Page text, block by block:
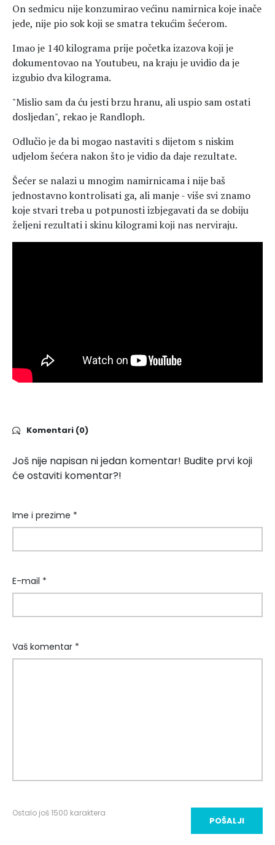
On sedmicu nije konzumirao većinu namirnica koje inače
jede, nije pio sok koji se smatra tekućim šećerom.
Imao je 140 kilograma prije početka izazova koji je
dokumentovao na Youtubeu, na kraju je uvidio da je
izgubio dva kilograma.
"Mislio sam da ću jesti brzu hranu, ali uspio sam ostati
dosljedan", rekao je Randloph.
Odlučio je da bi mogao nastaviti s dijetom s niskim
udjelom šećera nakon što je vidio da daje rezultate.
Šećer se nalazi u mnogim namirnicama i nije baš
jednostavno kontrolisati ga, ali manje - više svi znamo
koje stvari treba u potpunosti izbjegavati da se dobiju
željeni rezultati i skinu kilogrami koji nas nerviraju.
Komentari (0)
Još nije napisan ni jedan komentar! Budite prvi koji
će ostaviti komentar?!
Ime i prezime *
E-mail *
Vaš komentar *
Ostalo još1500 karaktera
POŠALJI